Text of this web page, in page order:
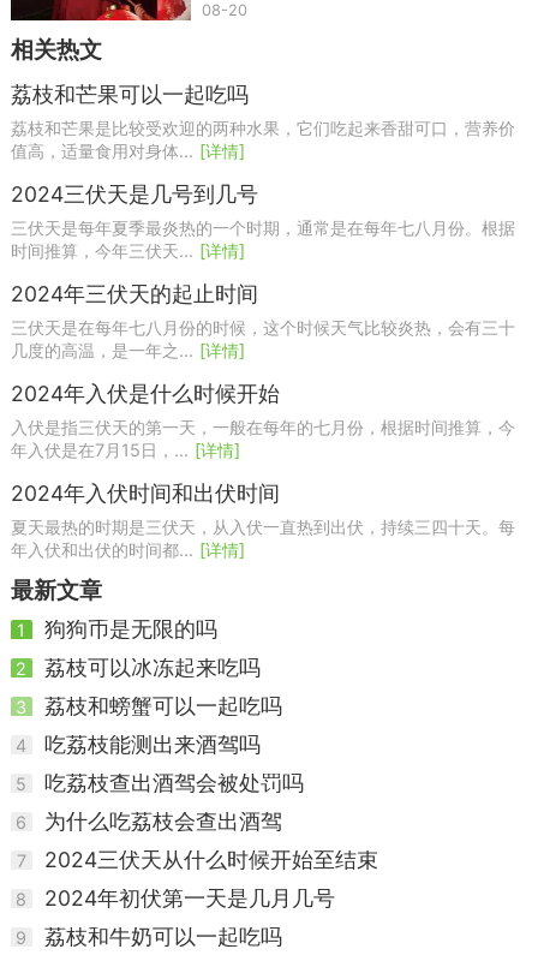
08-20
相关热文
荔枝和芒果可以一起吃吗
荔枝和芒果是比较受欢迎的两种水果，它们吃起来香甜可口，营养价
值高，适量食用对身体... [详情]
2024三伏天是几号到几号
三伏天是每年夏季最炎热的一个时期，通常是在每年七八月份。根据
时间推算，今年三伏天... [详情]
2024年三伏天的起止时间
三伏天是在每年七八月份的时候，这个时候天气比较炎热，会有三十
几度的高温，是一年之... [详情]
2024年入伏是什么时候开始
入伏是指三伏天的第一天，一般在每年的七月份，根据时间推算，今
年入伏是在7月15日，... [详情]
2024年入伏时间和出伏时间
夏天最热的时期是三伏天，从入伏一直热到出伏，持续三四十天。每
年入伏和出伏的时间都... [详情]
最新文章
1 狗狗币是无限的吗
2 荔枝可以冰冻起来吃吗
3 荔枝和螃蟹可以一起吃吗
4 吃荔枝能测出来酒驾吗
5 吃荔枝查出酒驾会被处罚吗
6 为什么吃荔枝会查出酒驾
7 2024三伏天从什么时候开始至结束
8 2024年初伏第一天是几月几号
9 荔枝和牛奶可以一起吃吗